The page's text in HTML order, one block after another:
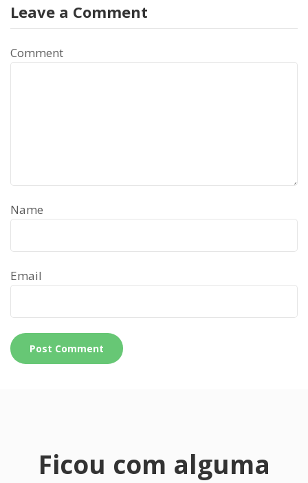
Leave a Comment
Comment
Name
Email
Ficou com alguma